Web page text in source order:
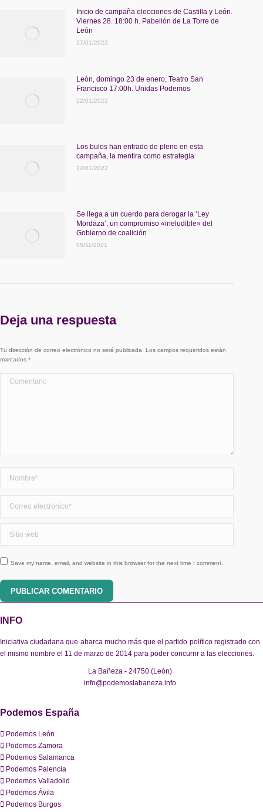
Inicio de campaña elecciones de Castilla y León.
Viernes 28. 18:00 h. Pabellón de La Torre de
León
27/01/2022
León, domingo 23 de enero, Teatro San
Francisco 17:00h. Unidas Podemos
22/01/2022
Los bulos han entrado de pleno en esta
campaña, la mentira como estrategia
22/01/2022
Se llega a un cuerdo para derogar la ‘Ley
Mordaza’, un compromiso «ineludible» del
Gobierno de coalición
05/11/2021
Deja una respuesta
Tu dirección de correo electrónico no será publicada. Los campos requeridos están
marcados *
Comentario
Save my name, email, and website in this browser for the next time I comment.
PUBLICAR COMENTARIO
INFO
Iniciativa ciudadana que abarca mucho más que el partido político registrado con
el mismo nombre el 11 de marzo de 2014 para poder concurrir a las elecciones.
La Bañeza - 24750 (León)
info@podemoslabaneza.info
Podemos España
Podemos León
Podemos Zamora
Podemos Salamanca
Podemos Palencia
Podemos Valladolid
Podemos Ávila
Podemos Burgos